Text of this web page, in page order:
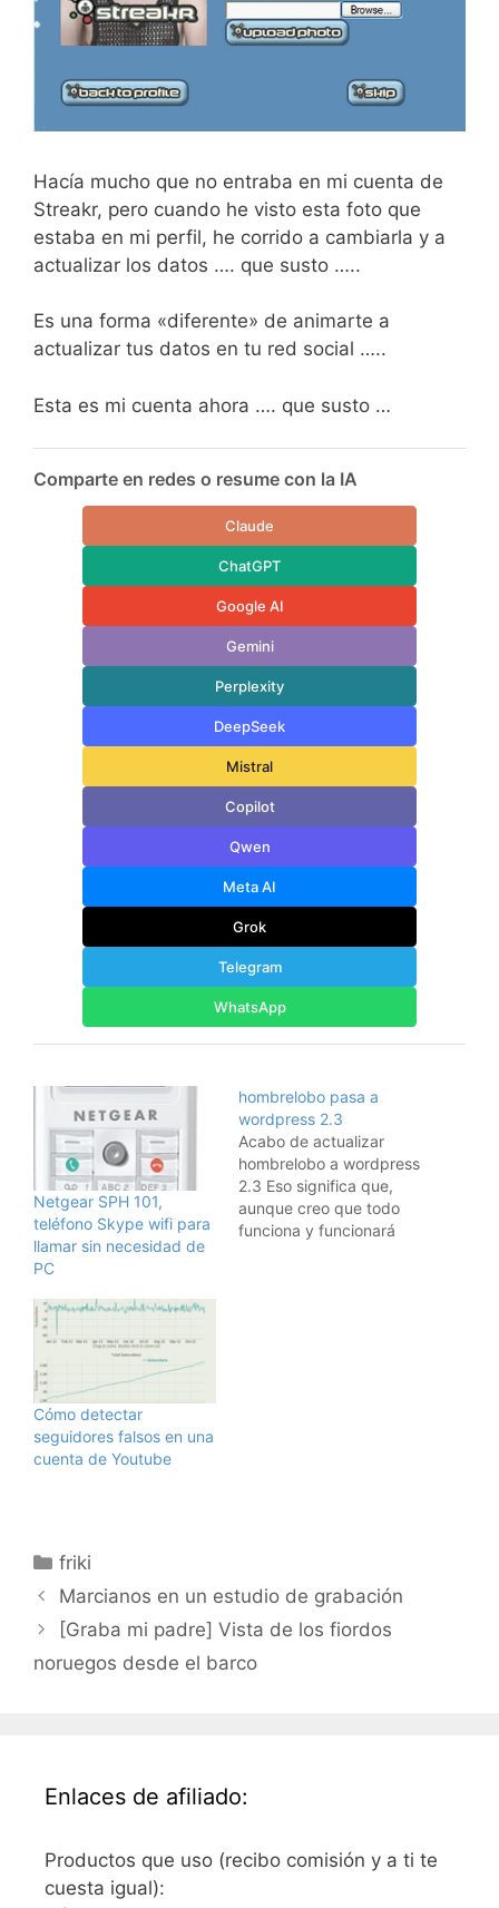
Hacía mucho que no entraba en mi cuenta de
Streakr, pero cuando he visto esta foto que
estaba en mi perfil, he corrido a cambiarla y a
actualizar los datos …. que susto …..
Es una forma «diferente» de animarte a
actualizar tus datos en tu red social …..
Esta es mi cuenta ahora …. que susto …
Comparte en redes o resume con la IA
Claude
ChatGPT
Google AI
Gemini
Perplexity
DeepSeek
Mistral
Copilot
Qwen
Meta AI
Grok
Telegram
WhatsApp
Netgear SPH 101,
teléfono Skype wifi para
llamar sin necesidad de
PC
hombrelobo pasa a
wordpress 2.3
Acabo de actualizar
hombrelobo a wordpress
2.3 Eso significa que,
aunque creo que todo
funciona y funcionará
Cómo detectar
seguidores falsos en una
cuenta de Youtube
Categorías
friki
Marcianos en un estudio de grabación
[Graba mi padre] Vista de los fiordos
noruegos desde el barco
Enlaces de afiliado:
Productos que uso (recibo comisión y a ti te
cuesta igual):